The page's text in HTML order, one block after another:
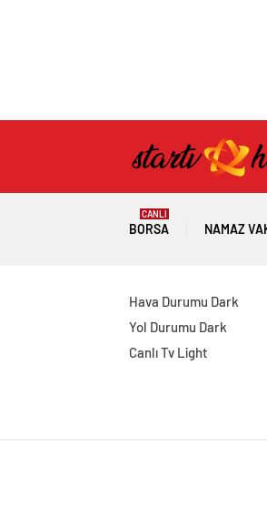
BORSA
CANLI
NAMAZ
Hava Durumu Dark
Yol Durumu Dark
Canlı Tv Light